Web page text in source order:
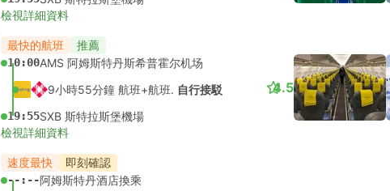
檢視詳細資料
最快的航班 推薦
10:00AMS 阿姆斯特丹斯希普霍尔机场
9小時55分鐘 航班+航班. 自行接駁
19:55SXB 斯特拉斯堡機場
4.5
檢視詳細資料
速度最快 即刻確認
--:--阿姆斯特丹酒店換乘